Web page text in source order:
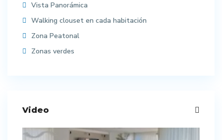
Vista Panorámica
Walking clouset en cada habitación
Zona Peatonal
Zonas verdes
Video